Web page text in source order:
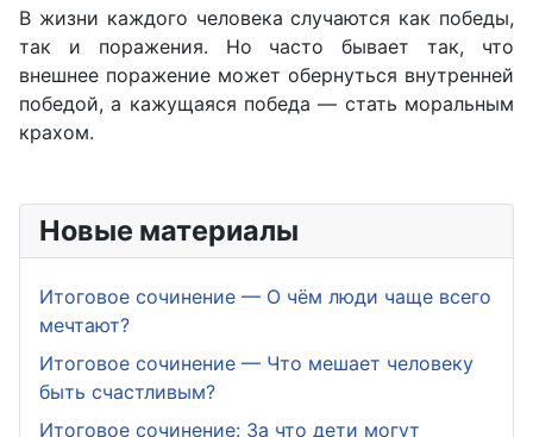
В жизни каждого человека случаются как победы,
так и поражения. Но часто бывает так, что
внешнее поражение может обернуться внутренней
победой, а кажущаяся победа — стать моральным
крахом.
Новые материалы
Итоговое сочинение — О чём люди чаще всего
мечтают?
Итоговое сочинение — Что мешает человеку
быть счастливым?
Итоговое сочинение: За что дети могут